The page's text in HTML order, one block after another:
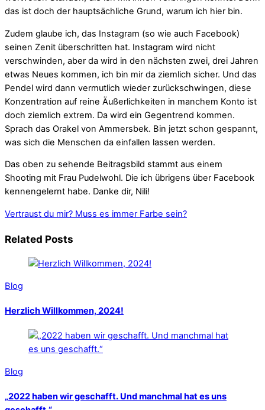
das ist doch der hauptsächliche Grund, warum ich hier bin.
Zudem glaube ich, das Instagram (so wie auch Facebook)
seinen Zenit überschritten hat. Instagram wird nicht
verschwinden, aber da wird in den nächsten zwei, drei Jahren
etwas Neues kommen, ich bin mir da ziemlich sicher. Und das
Pendel wird dann vermutlich wieder zurückschwingen, diese
Konzentration auf reine Äußerlichkeiten in manchem Konto ist
doch ziemlich extrem. Da wird ein Gegentrend kommen.
Sprach das Orakel von Ammersbek. Bin jetzt schon gespannt,
was sich die Menschen da einfallen lassen werden.
Das oben zu sehende Beitragsbild stammt aus einem
Shooting mit Frau Pudelwohl. Die ich übrigens über Facebook
kennengelernt habe. Danke dir, Nili!
Vertraust du mir? Muss es immer Farbe sein?
Related Posts
Blog
Herzlich Willkommen, 2024!
Blog
„2022 haben wir geschafft. Und manchmal hat es uns